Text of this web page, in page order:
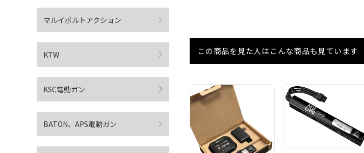
この商品を見た人はこんな商品も見ています
マルイボルトアクション
KTW
KSC電動ガン
BATON、APS電動ガン